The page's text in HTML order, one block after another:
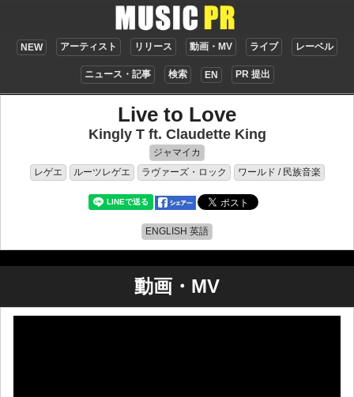
NEW アーティスト リリース 動画・MV ライブ レーベル
ニュース・記事 検索 EN PR 提出
Live to Love
Kingly T ft. Claudette King
ジャマイカ
レゲエ
ルーツレゲエ ラヴァーズ・ロック ワールド / 民族音楽
ENGLISH 英語
動画・MV